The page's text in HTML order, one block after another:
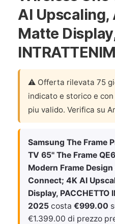
AI Upscaling,
Matte
⚠️ Offerta rilevata 75
indicato e storico e
piu valido. Verifica su
Samsung The Frame
TV 65'' The Frame
Modern Frame
Connect; 4K AI
Display, PACCHETTO
2025 costa €999.00
€1.399.00 di prezzo